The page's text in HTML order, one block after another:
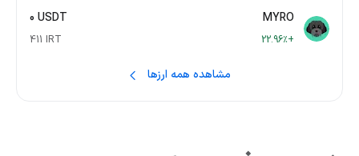
MYRO
0 USDT
+22.96٪ 411 IRT
مشاهده همه ارزها